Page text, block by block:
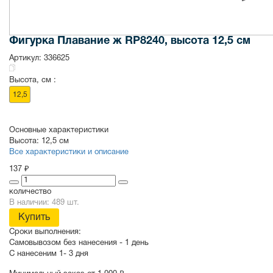
Фигурка Плавание ж RP8240, высота 12,5 см
Артикул: 336625
Высота, см :
12,5
Основные характеристики
Высота: 12,5 см
Все характеристики и описание
137 ₽
количество
В наличии: 489 шт.
Купить
Сроки выполнения:
Самовывозом без нанесения - 1 день
С нанесеним 1- 3 дня